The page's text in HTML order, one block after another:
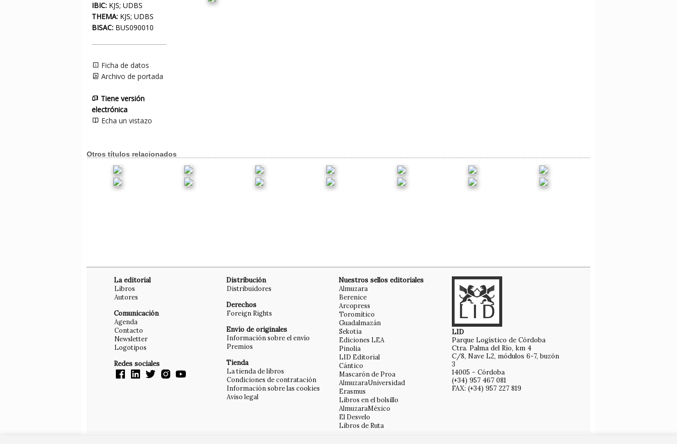
IBIC: KJS; UDBS
THEMA: KJS; UDBS
BISAC: BUS090010
Ficha de datos
Archivo de portada
Tiene versión
electrónica
Echa un vistazo
Otros títulos relacionados
La editorial
Libros
Autores
Comunicación
Agenda
Contacto
Newsletter
Logotipos
Redes sociales
Distribución
Distribuidores
Derechos
Foreign Rights
Envío de originales
Información sobre el envío
Premios
Tienda
La tienda de libros
Condiciones de contratación
Información sobre las cookies
Aviso legal
Nuestros sellos editoriales
Almuzara
Berenice
Arcopress
Toromítico
Guadalmazán
Sekotia
Ediciones LEA
Pinolia
LID Editorial
Cántico
Mascarón de Proa
AlmuzaraUniversidad
Erasmus
Libros en el bolsillo
AlmuzaraMéxico
El Desvelo
Libros de Ruta
LID
Parque Logístico de Córdoba
Ctra. Palma del Río, km 4
C/8, Nave L2, módulos 6-7, buzón
3
14005 - Córdoba
(+34) 957 467 081
FAX: (+34) 957 227 819